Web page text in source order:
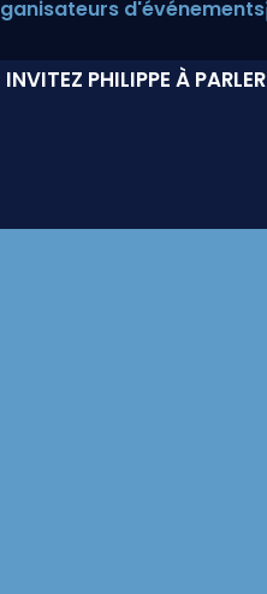
d'événements
INVITEZ PHILIPPE À PARLER